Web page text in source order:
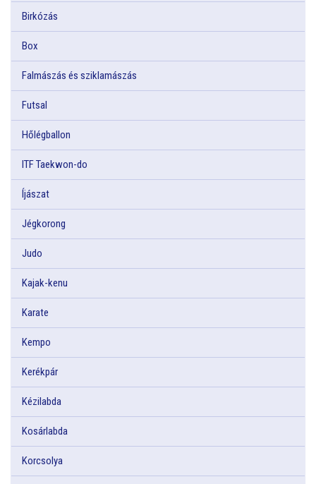
Birkózás
Box
Falmászás és sziklamászás
Futsal
Hőlégballon
ITF Taekwon-do
Íjászat
Jégkorong
Judo
Kajak-kenu
Karate
Kempo
Kerékpár
Kézilabda
Kosárlabda
Korcsolya